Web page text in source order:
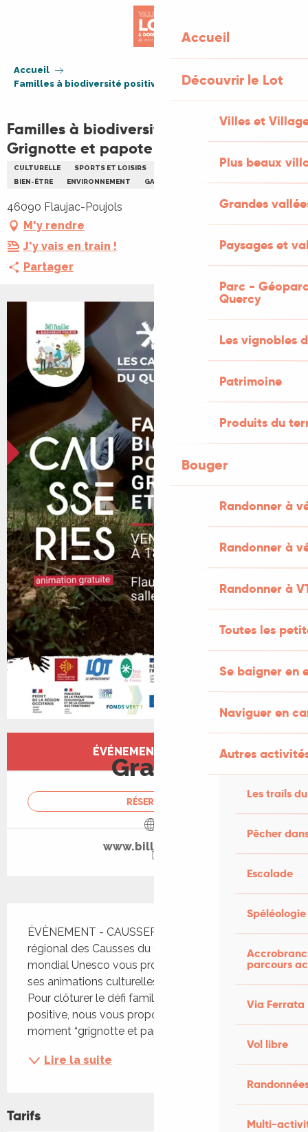
Accueil
Découvrir le Lot
Villes et
Plus beaux
Grandes
Paysages et
Parc -
Quercy
Les vignobles
Patrimoine
Produits du
Bouger
Randonner à
Randonner à
Randonner à
Toutes les
Se baigner en
Naviguer en
Autres
Les trails
Pêcher
Escalade
Spéléologie
parcours
Via Ferrata
Vol libre
Multi-
Accueil
Familles à biodiversité positive Grignotte et papote
Familles à biodiversité positive
Grignotte et papote
CULTURELLE SPORTS ET LOISIRS
RENCONTRES
BIEN-ÊTRE
ENVIRONNEMENT GASTRONOMIE LES CAUSSERIES
46090 Flaujac-Poujols
M'y rendre
J'y vais en train !
Partager
Ouverture et coordonnées
ÉVÉNEMENT TERMINÉ
Gratuit
RÉSERVER
www.billetweb.fr
ÉVÈNEMENT - CAUSSERIE Le Parc naturel
régional des Causses du Quercy - Géoparc
mondial Unesco vous propose dans le cadre de
ses animations culturelles : LES CAUSSERIES.
Pour clôturer le défi familles à biodiversité
positive, nous vous proposons de vivre un
moment “grignotte et papote”. Entre...
Lire la suite
Tarifs